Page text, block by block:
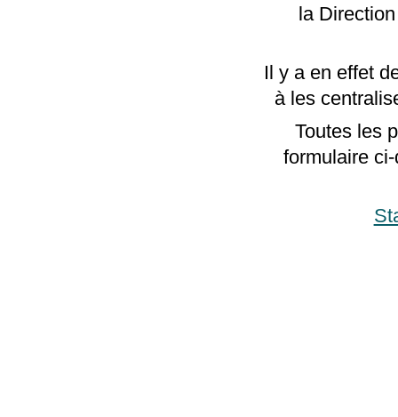
la
Il y a en effet
à les
Toutes les
formulaire